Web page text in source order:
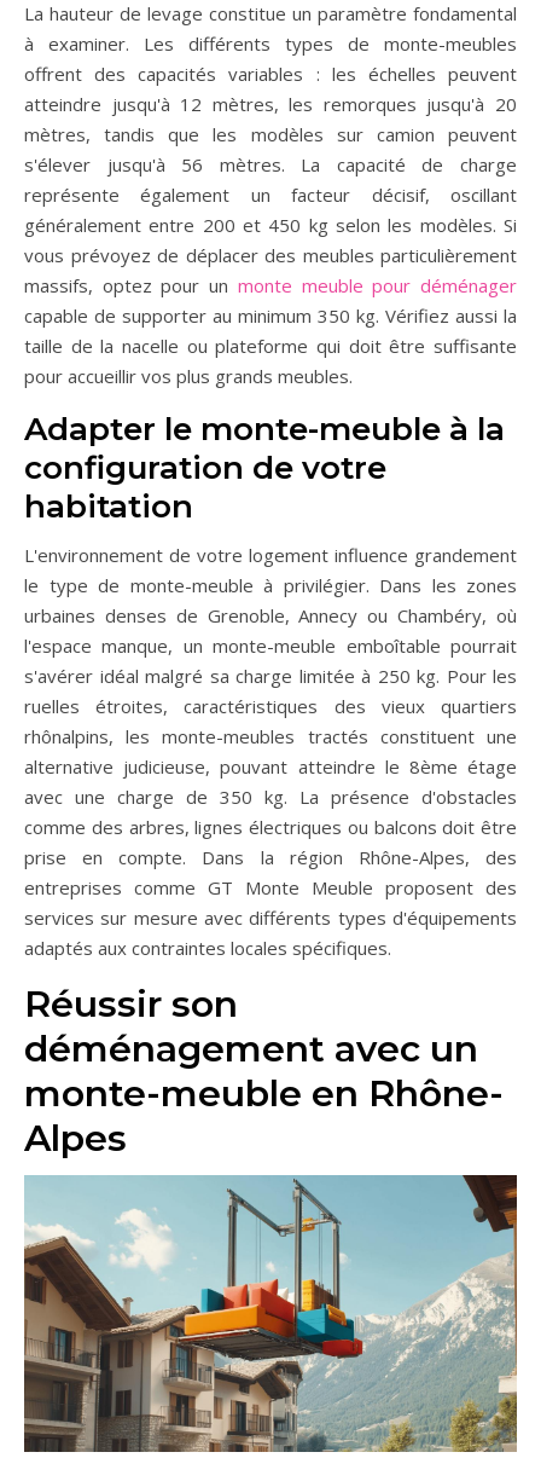
La hauteur de levage constitue un paramètre fondamental
à examiner. Les différents types de monte-meubles
offrent des capacités variables : les échelles peuvent
atteindre jusqu'à 12 mètres, les remorques jusqu'à 20
mètres, tandis que les modèles sur camion peuvent
s'élever jusqu'à 56 mètres. La capacité de charge
représente également un facteur décisif, oscillant
généralement entre 200 et 450 kg selon les modèles. Si
vous prévoyez de déplacer des meubles particulièrement
massifs, optez pour un monte meuble pour déménager
capable de supporter au minimum 350 kg. Vérifiez aussi la
taille de la nacelle ou plateforme qui doit être suffisante
pour accueillir vos plus grands meubles.
Adapter le monte-meuble à la
configuration de votre
habitation
L'environnement de votre logement influence grandement
le type de monte-meuble à privilégier. Dans les zones
urbaines denses de Grenoble, Annecy ou Chambéry, où
l'espace manque, un monte-meuble emboîtable pourrait
s'avérer idéal malgré sa charge limitée à 250 kg. Pour les
ruelles étroites, caractéristiques des vieux quartiers
rhônalpins, les monte-meubles tractés constituent une
alternative judicieuse, pouvant atteindre le 8ème étage
avec une charge de 350 kg. La présence d'obstacles
comme des arbres, lignes électriques ou balcons doit être
prise en compte. Dans la région Rhône-Alpes, des
entreprises comme GT Monte Meuble proposent des
services sur mesure avec différents types d'équipements
adaptés aux contraintes locales spécifiques.
Réussir son
déménagement avec un
monte-meuble en Rhône-
Alpes